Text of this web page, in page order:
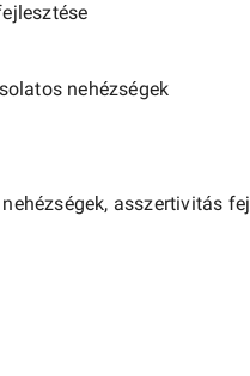
nehézségek
asszertivitás